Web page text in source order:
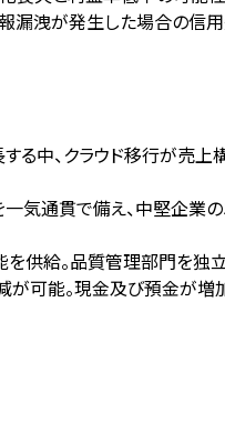
漏洩が発生した場合の信
中、クラウド移行が売上
気通貫で備え、中堅企業
給。品質管理部門を独立
が可能。現金及び預金が